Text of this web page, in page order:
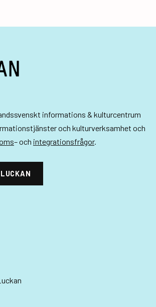
informations & kulturcentrum
och kulturverksamhet och
– och integrationsfrågor.